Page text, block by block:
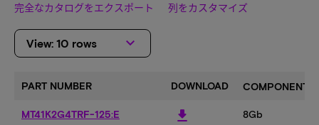
完全なカタログをエクスポート 列をカスタマイズ
View: 10 rows keyboard_arrow_down
PART NUMBER DOWNLOAD COMPONENT
MT41K2G4TRF-125:E download 8Gb